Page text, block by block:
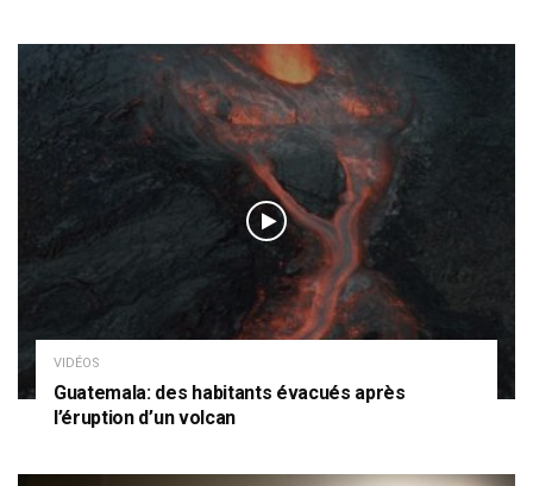
VIDÉOS
Guatemala: des habitants évacués après
l’éruption d’un volcan